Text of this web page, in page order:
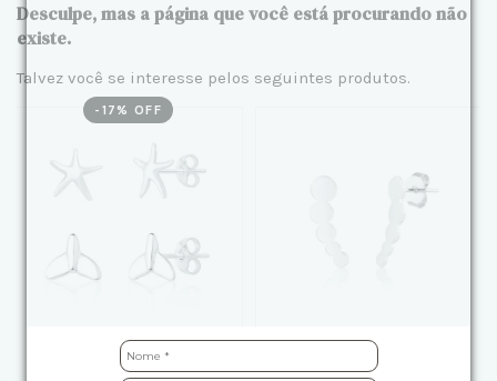
Desculpe, mas a página que você está procurando não
existe.
Talvez você se interesse pelos seguintes produtos.
- 17 % OFF